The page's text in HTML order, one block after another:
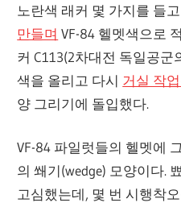
노란색 래커 몇 가지를 들
만들며 VF-84 헬멧색으로
커 C113(2차대전 독일공군
색을 올리고 다시 거실 작
양 그리기에 돌입했다.
VF-84 파일럿들의 헬멧에
의 쐐기(wedge) 모양이다.
고심했는데, 몇 번 시행착